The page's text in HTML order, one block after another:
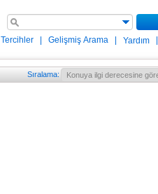
Tercihler Gelişmiş Arama Yardım
Sıralama: